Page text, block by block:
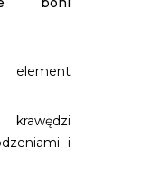
element
i